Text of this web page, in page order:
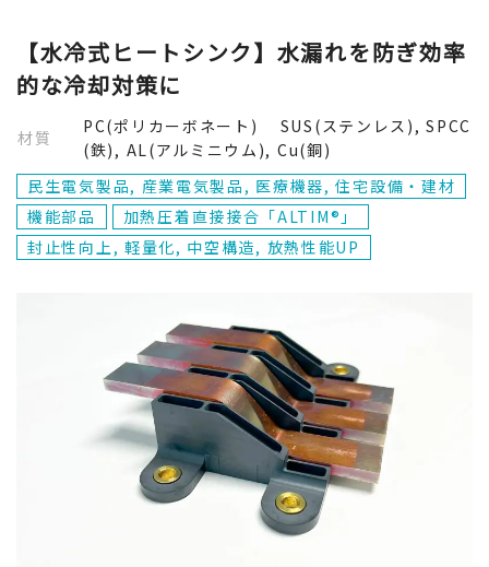
住宅設備・建材
その他
閉じる
SUS(ステンレス)
SPCC(鉄)
AL(アルミニウム)
真鍮
各種金属
Ti(チタン)
駆動部品
閉じる
閉じる
中空構造
フィルム接合
放熱性能UP
耐久性向上
閉じる
【水冷式ヒートシンク】水漏れを防ぎ効率
的な冷却対策に
材質
PC(ポリカーボネート) SUS(ステンレス), SPCC
(鉄), AL(アルミニウム), Cu(銅)
民生電気製品, 産業電気製品, 医療機器, 住宅設備・建材
機能部品
加熱圧着直接接合「ALTIM®」
封止性向上, 軽量化, 中空構造, 放熱性能UP